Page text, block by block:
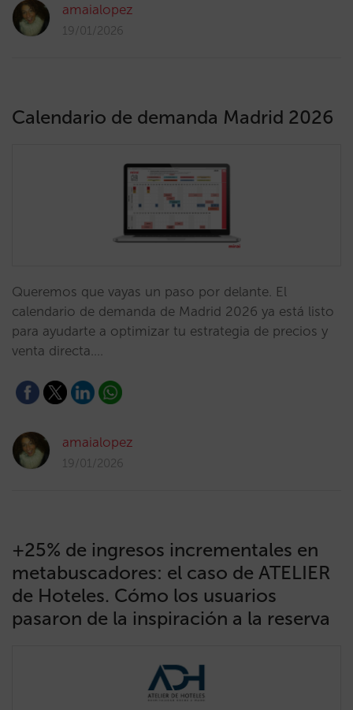
amaialopez
19/01/2026
Calendario de demanda Madrid 2026
Queremos que vayas un paso por delante. El
calendario de demanda de Madrid 2026 ya está listo
para ayudarte a optimizar tu estrategia de precios y
venta directa.…
amaialopez
19/01/2026
+25% de ingresos incrementales en
metabuscadores: el caso de ATELIER
de Hoteles. Cómo los usuarios
pasaron de la inspiración a la reserva